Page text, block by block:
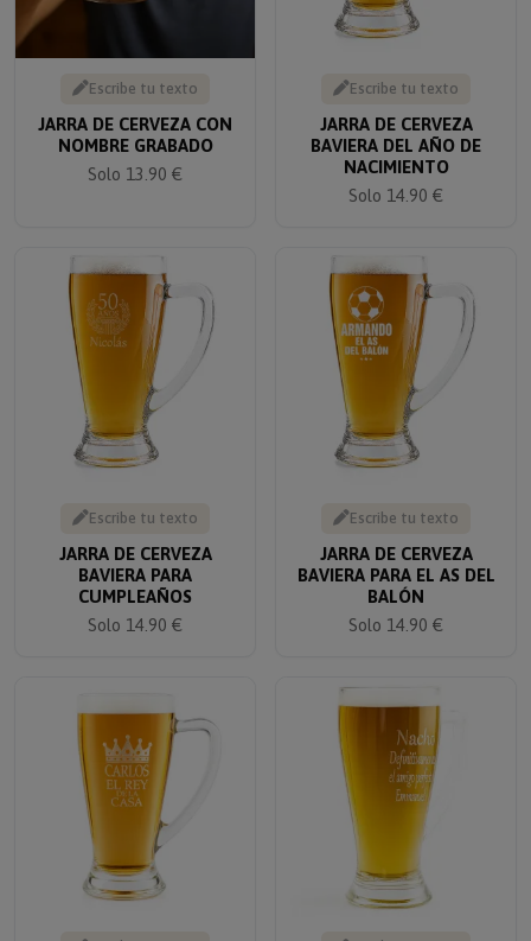
Escribe tu texto
JARRA DE CERVEZA CON
NOMBRE GRABADO
Solo 13.90 €
Escribe tu texto
JARRA DE CERVEZA
BAVIERA DEL AÑO DE
NACIMIENTO
Solo 14.90 €
Escribe tu texto
JARRA DE CERVEZA
BAVIERA PARA
CUMPLEAÑOS
Solo 14.90 €
Escribe tu texto
JARRA DE CERVEZA
BAVIERA PARA EL AS DEL
BALÓN
Solo 14.90 €